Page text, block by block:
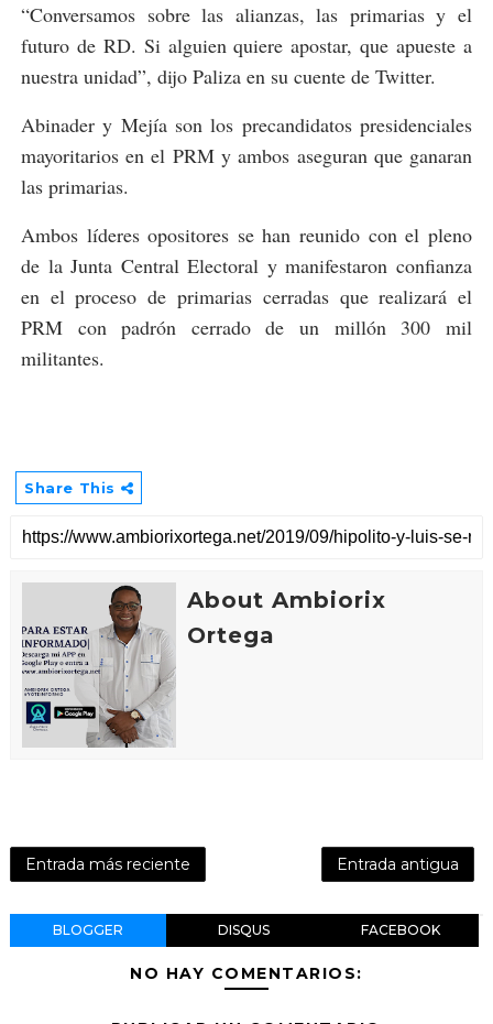
“Conversamos sobre las alianzas, las primarias y el
futuro de RD. Si alguien quiere apostar, que apueste a
nuestra unidad”, dijo Paliza en su cuente de Twitter.
Abinader y Mejía son los precandidatos presidenciales
mayoritarios en el PRM y ambos aseguran que ganaran
las primarias.
Ambos líderes opositores se han reunido con el pleno
de la Junta Central Electoral y manifestaron confianza
en el proceso de primarias cerradas que realizará el
PRM con padrón cerrado de un millón 300 mil
militantes.
Share This
About Ambiorix
Ortega
Entrada más reciente Entrada antigua
BLOGGER DISQUS FACEBOOK
NO HAY COMENTARIOS: